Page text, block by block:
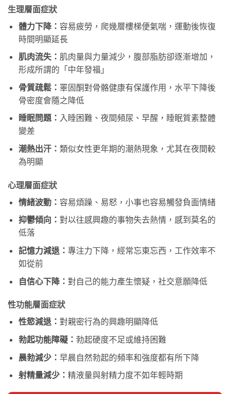
生理層面症狀
體力下降： 容易疲勞，爬幾層樓梯便氣喘，運動後恢復
時間明顯延長
肌肉流失： 肌肉量與力量減少，腹部脂肪卻逐漸增加，
形成所謂的「中年發福」
骨質疏鬆： 睪固酮對骨骼健康有保護作用，水平下降後
骨密度會隨之降低
睡眠問題： 入睡困難、夜間頻尿、早醒，睡眠質素整體
變差
潮熱出汗： 類似女性更年期的潮熱現象，尤其在夜間較
為明顯
心理層面症狀
情緒波動： 容易煩躁、易怒，小事也容易觸發負面情緒
抑鬱傾向： 對以往感興趣的事物失去熱情，感到莫名的
低落
記憶力減退： 專注力下降，經常忘東忘西，工作效率不
如從前
自信心下降： 對自己的能力產生懷疑，社交意願降低
性功能層面症狀
性慾減退： 對親密行為的興趣明顯降低
勃起功能障礙： 勃起硬度不足或維持困難
晨勃減少： 早晨自然勃起的頻率和強度都有所下降
射精量減少： 精液量與射精力度不如年輕時期